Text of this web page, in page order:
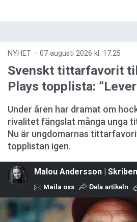
NYHET – 07 augusti 2026 kl. 17:25
Svenskt tittarfavorit
Plays topplista:
Under åren har dramat om
rivalitet fängslat många unga
Nu är ungdomarnas
topplistan igen.
Malou Andersson |
Maila oss Dela artikeln